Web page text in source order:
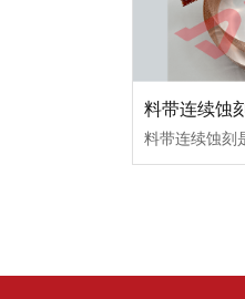
料带连续蚀刻